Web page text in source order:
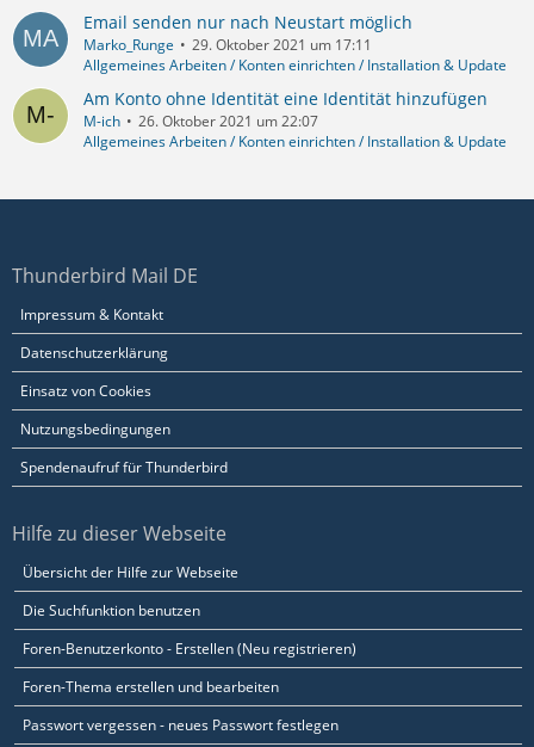
Email senden nur nach Neustart möglich
Marko_Runge
29. Oktober 2021 um 17:11
Allgemeines Arbeiten / Konten einrichten / Installation & Update
Am Konto ohne Identität eine Identität hinzufügen
M-ich
26. Oktober 2021 um 22:07
Allgemeines Arbeiten / Konten einrichten / Installation & Update
Thunderbird Mail DE
Impressum & Kontakt
Datenschutzerklärung
Einsatz von Cookies
Nutzungsbedingungen
Spendenaufruf für Thunderbird
Hilfe zu dieser Webseite
Übersicht der Hilfe zur Webseite
Die Suchfunktion benutzen
Foren-Benutzerkonto - Erstellen (Neu registrieren)
Foren-Thema erstellen und bearbeiten
Passwort vergessen - neues Passwort festlegen